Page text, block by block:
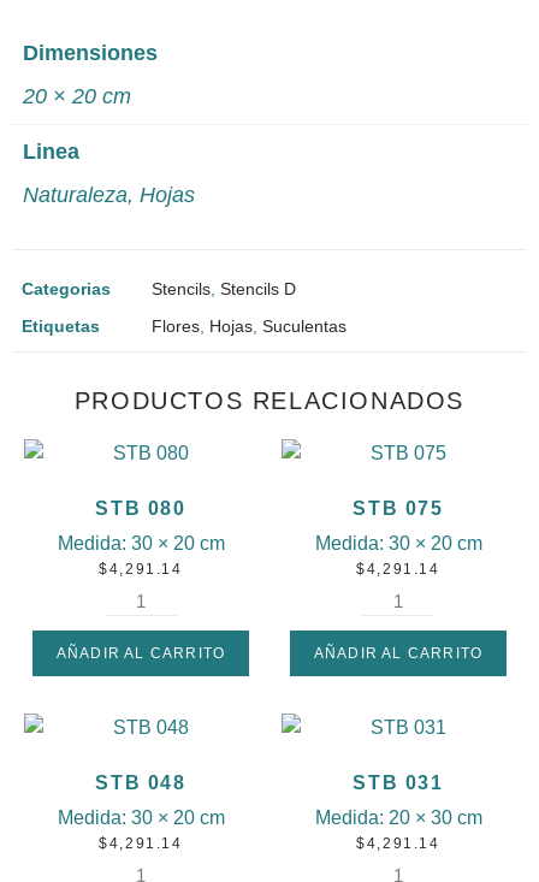
Dimensiones
20 × 20 cm
Linea
Naturaleza, Hojas
Categorias Stencils Stencils D
Etiquetas
Flores Hojas Suculentas
PRODUCTOS RELACIONADOS
STB 080
Medida: 30 × 20 cm
$4,291.14
AÑADIR AL CARRITO
STB 075
Medida: 30 × 20 cm
$4,291.14
AÑADIR AL CARRITO
STB 048
Medida: 30 × 20 cm
$4,291.14
STB 031
Medida: 20 × 30 cm
$4,291.14